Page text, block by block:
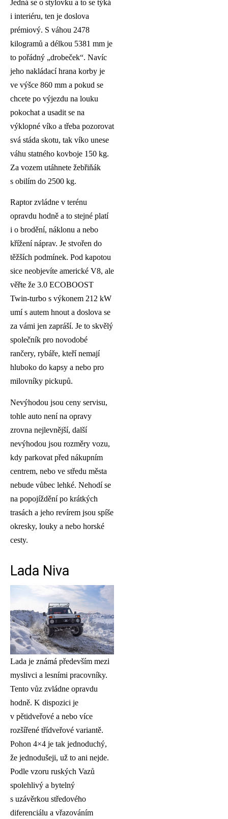
Jedná se o stylovku a to se týká
i interiéru, ten je doslova
prémiový. S váhou 2478
kilogramů a délkou 5381 mm je
to pořádný „drobeček“. Navíc
jeho nakládací hrana korby je
ve výšce 860 mm a pokud se
chcete po výjezdu na louku
pokochat a usadit se na
výklopné víko a třeba pozorovat
svá stáda skotu, tak víko unese
váhu statného kovboje 150 kg.
Za vozem utáhnete žebřiňák
s obilím do 2500 kg.
Raptor zvládne v terénu
opravdu hodně a to stejné platí
i o brodění, náklonu a nebo
křížení náprav. Je stvořen do
těžších podmínek. Pod kapotou
sice neobjevíte americké V8, ale
věřte že 3.0 ECOBOOST
Twin-turbo s výkonem 212 kW
umí s autem hnout a doslova se
za vámi jen zapráší. Je to skvělý
společník pro novodobé
rančery, rybáře, kteří nemají
hluboko do kapsy a nebo pro
milovníky pickupů.
Nevýhodou jsou ceny servisu,
tohle auto není na opravy
zrovna nejlevnější, další
nevýhodou jsou rozměry vozu,
kdy parkovat před nákupním
centrem, nebo ve středu města
nebude vůbec lehké. Nehodí se
na popojíždění po krátkých
trasách a jeho revírem jsou spíše
okresky, louky a nebo horské
cesty.
Lada Niva
Lada je známá především mezi
myslivci a lesními pracovníky.
Tento vůz zvládne opravdu
hodně. K dispozici je
v pětidveřové a nebo více
rozšířené třídveřové variantě.
Pohon 4×4 je tak jednoduchý,
že jednodušeji, už to ani nejde.
Podle vzoru ruských Vazů
spolehlivý a bytelný
s uzávěrkou středového
diferenciálu a vřazováním